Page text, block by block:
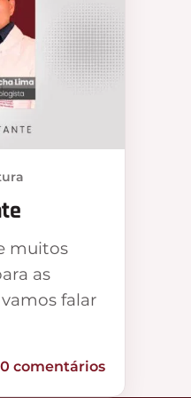
muitos
as
falar
0 comentários